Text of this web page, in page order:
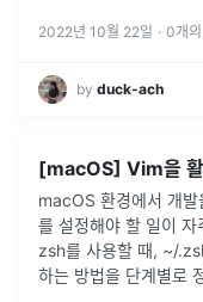
2022년 10월 22일 · 0개
by duck-ach
[macOS] Vim을 활
macOS 환경에서 개발
를 설정해야 할 일이
zsh를 사용할 때, ~/
하는 방법을 단계별로